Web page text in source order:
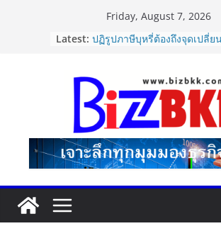
Friday, August 7, 2026
Latest: Dr.TATTOF ประกาศยกระดับ
แนวคิด “LASER” คุณค่าหลักใ
ปฏิรูปภาษีบุหรี่ต้องถึงจุดเปลี่ยน
การค้ายาสูบไทย หนุนโครงสร้
เดียว ลดบิดเบือนตลาด เพิ่ม
ประสิทธิภาพจัดเก็บรายได้
แฟลช เอ็กซ์เพรส เปิดตัว
Plus”ยกระดับความอุ่นใจในก
คุ้มครองสูงสุด 50,000 บาท ต
ไซลุน ไทยแลนด์ ชูนวัตกรรมย
Xiaomi SU7 Ultra และ